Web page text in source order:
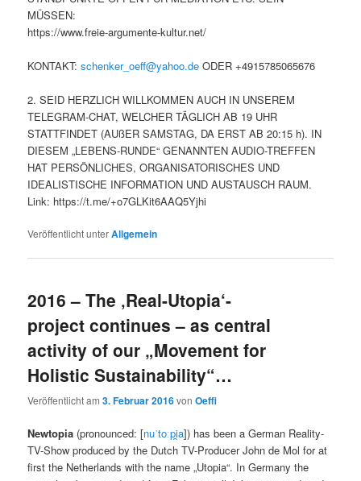
MÜSSEN:
https://www.freie-argumente-kultur.net/
KONTAKT:schenker_oeff@yahoo.de ODER +4915785065676
2. SEID HERZLICH WILLKOMMEN AUCH IN UNSEREM
TELEGRAM-CHAT, WELCHER TÄGLICH AB 19 UHR
STATTFINDET (AUßER SAMSTAG, DA ERST AB 20:15 h). IN
DIESEM „LEBENS-RUNDE“ GENANNTEN AUDIO-TREFFEN
HAT PERSÖNLICHES, ORGANISATORISCHES UND
IDEALISTISCHE INFORMATION UND AUSTAUSCH RAUM.
Link: https://t.me/+o7GLKit6AAQ5Yjhi
Veröffentlicht unterAllgemein
2016 – The ‚Real-Utopia‘-
project continues – as central
activity of our „Movement for
Holistic Sustainability“…
Veröffentlicht am3. Februar 2016vonOeffi
Newtopia (pronounced: [nuˈtoːpi̯a]) has been a German Reality-
TV-Show produced by the Dutch TV-Producer John de Mol for at
first the Netherlands with the name „Utopia“. In Germany the